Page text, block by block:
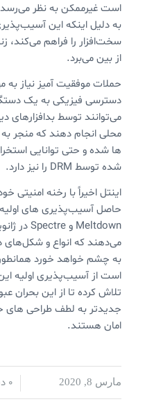
است غیرممکن به نظر
به دلیل اینکه این
سخت‌افزار را فراهم می‌کند،
از بین می‌برد.
حملات موفقیت آمیز نیاز به
دسترسی فیزیکی به یک
محلی انجام دهند که منجر
ها شده و حتی توانایی
شده توسط DRM را نیز دارد.
اینتل اخیراً با رخنه
حاصل آسیب‌پذیری های اولیه
می‌دهند که انواع و شکل‌های
است از آسیب‌پذیری اولیه
تلاش کرده تا از این بحران
جدیدتر به لطف طراحی های
امان هستند.
مارس 8, 2020 / 0 دیدگاه
/